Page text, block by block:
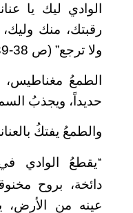
الوادي ليك يا
رقبتك، منك
ولا ترجع” (ص 38-39)
الطمعُ مغناطيس،
حديداً، ويجذبُ
والطمعُ يفتكُ
“يقطعُ الوادي
دائخة، بروح
عينه من